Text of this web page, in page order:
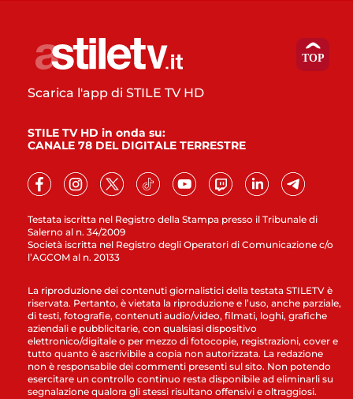
Testata iscritta nel Registro della Stampa presso il Tribunale di
Salerno al n. 34/2009
Società iscritta nel Registro degli Operatori di Comunicazione c/o
l’AGCOM al n. 20133
Scarica l'app di STILE TV HD
STILE TV HD in onda su:
CANALE 78 DEL DIGITALE TERRESTRE
La riproduzione dei contenuti giornalistici della testata STILETV è
riservata. Pertanto, è vietata la riproduzione e l’uso, anche parziale,
di testi, fotografie, contenuti audio/video, filmati, loghi, grafiche
aziendali e pubblicitarie, con qualsiasi dispositivo
elettronico/digitale o per mezzo di fotocopie, registrazioni, cover e
tutto quanto è ascrivibile a copia non autorizzata. La redazione
non è responsabile dei commenti presenti sul sito. Non potendo
esercitare un controllo continuo resta disponibile ad eliminarli su
segnalazione qualora gli stessi risultano offensivi e oltraggiosi.